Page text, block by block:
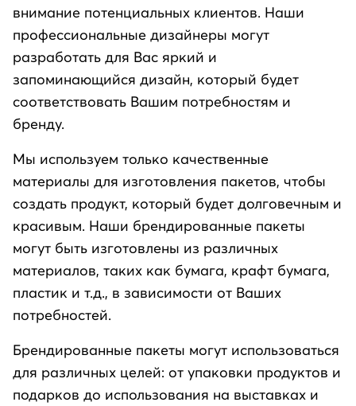
внимание потенциальных клиентов. Наши
профессиональные дизайнеры могут
разработать для Вас яркий и
запоминающийся дизайн, который будет
соответствовать Вашим потребностям и
бренду.
Мы используем только качественные
материалы для изготовления пакетов, чтобы
создать продукт, который будет долговечным и
красивым. Наши брендированные пакеты
могут быть изготовлены из различных
материалов, таких как бумага, крафт бумага,
пластик и т.д., в зависимости от Ваших
потребностей.
Брендированные пакеты могут использоваться
для различных целей: от упаковки продуктов и
подарков до использования на выставках и